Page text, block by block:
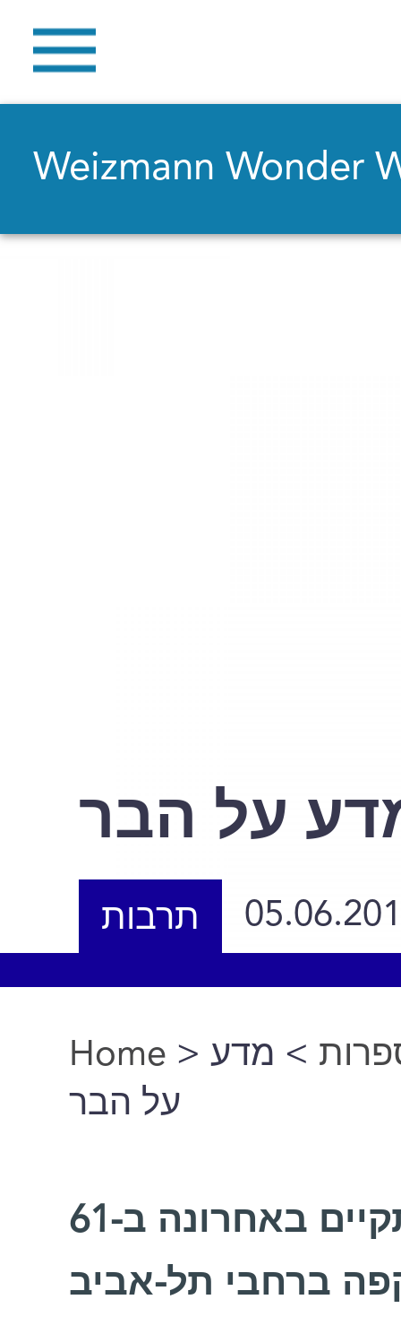
Weizmann Wonder
על הבר
תרבות
You are here
Home >> מדע
על הבר
אירוע "מדע על הבר" התקיים באחרונה ב-61
ברחבי תל-אביב